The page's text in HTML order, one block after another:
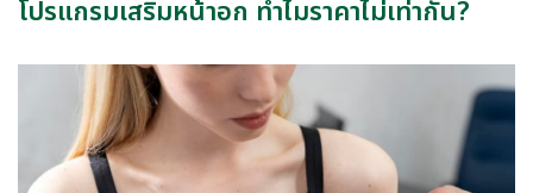
โปรแกรมเสริมหน้าอก ทำไมราคาไม่เท่ากัน?